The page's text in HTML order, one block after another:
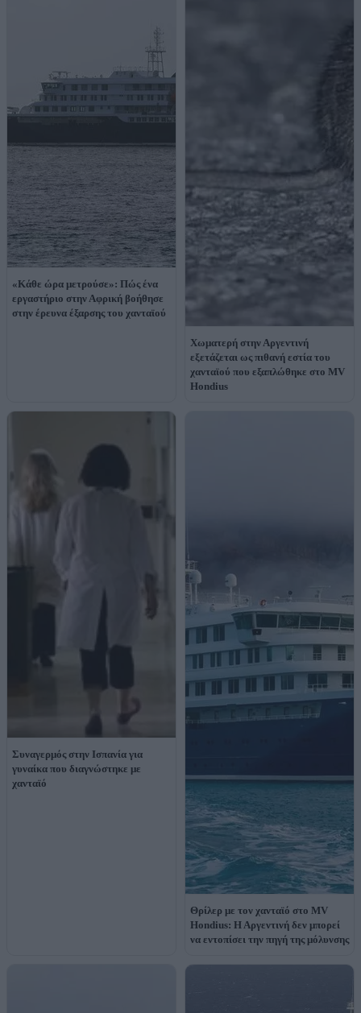
«Κάθε ώρα μετρούσε»: Πώς ένα
εργαστήριο στην Αφρική βοήθησε
στην έρευνα έξαρσης του χανταϊού
Χωματερή στην Αργεντινή
εξετάζεται ως πιθανή εστία του
χανταϊού που εξαπλώθηκε στο MV
Hondius
Συναγερμός στην Ισπανία για
γυναίκα που διαγνώστηκε με
χανταϊό
Θρίλερ με τον χανταϊό στο MV
Hondius: Η Αργεντινή δεν μπορεί
να εντοπίσει την πηγή της μόλυνσης